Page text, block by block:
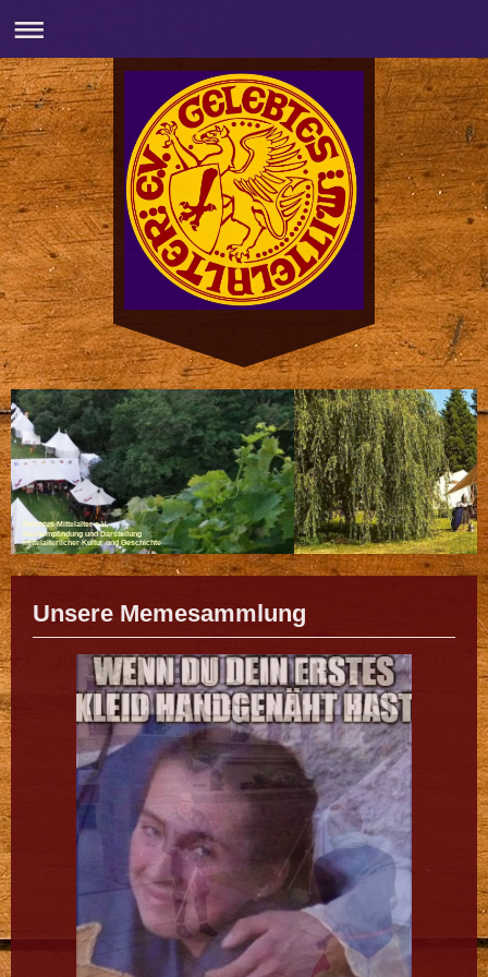
Gelebtes Mittelalter e.V.
Nachempfindung und Darstellung
mittelalterlicher Kultur und Geschichte
Unsere Memesammlung